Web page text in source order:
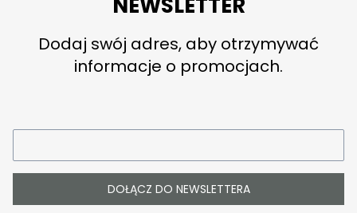
Dodaj swój adres, aby otrzymywać
informacje o promocjach.
DOŁĄCZ DO NEWSLETTERA